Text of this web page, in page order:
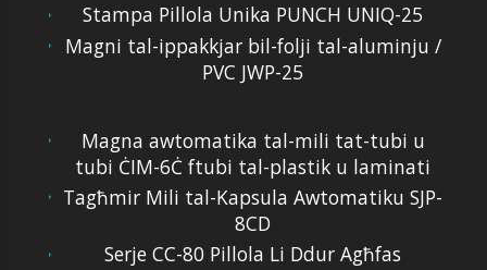
Stampa Pillola Unika PUNCH UNIQ-25
Magni tal-ippakkjar bil-folji tal-aluminju /
PVC JWP-25
Magna awtomatika tal-mili tat-tubi u
tubi ĊIM-6Ċ ftubi tal-plastik u laminati
Tagħmir Mili tal-Kapsula Awtomatiku SJP-
8CD
Serje CC-80 Pillola Li Ddur Agħfas